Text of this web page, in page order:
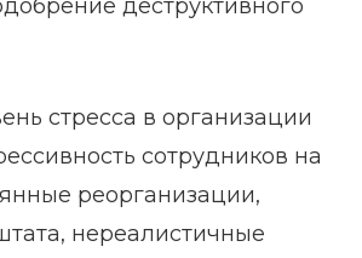
деструктивного
стресса в организации
сотрудников на
реорганизации,
нереалистичные